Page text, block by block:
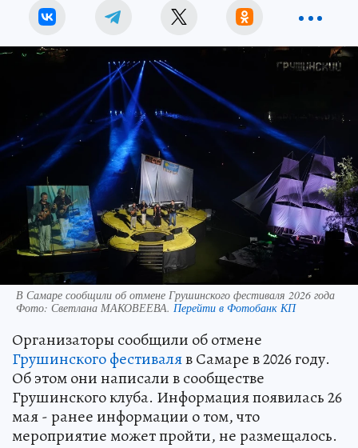
В Самаре сообщили об отмене Грушинского фестиваля 2026 года
Фото: Светлана МАКОВЕЕВА. Перейти в Фотобанк КП
Организаторы сообщили об отмене
Грушинского фестиваляв Самаре в 2026 году.
Об этом они написали в сообществе
Грушинского клуба. Информация появилась 26
мая - ранее информации о том, что
мероприятие может пройти, не размещалось.